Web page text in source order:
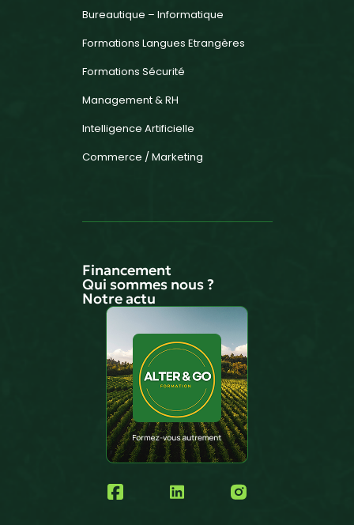
Bureautique – Informatique
Formations Langues Etrangères
Formations Sécurité
Management & RH
Intelligence Artificielle
Commerce / Marketing
Financement
Qui sommes nous ?
Notre actu